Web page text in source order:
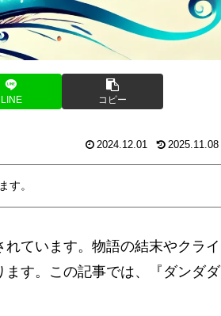
LINE コピー
2024.12.01 2025.11.08
す。
ています。物語の結末やクライ
す。この記事では、『ダンダダ